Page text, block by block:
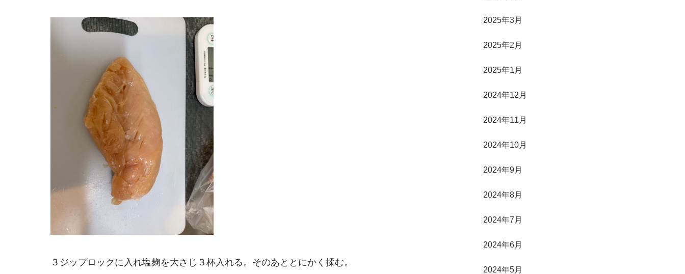
３ジップロックに入れ塩麹を大さじ３杯入れる。そのあととにかく揉む。
2025年3月
2025年2月
2025年1月
2024年12月
2024年11月
2024年10月
2024年9月
2024年8月
2024年7月
2024年6月
2024年5月